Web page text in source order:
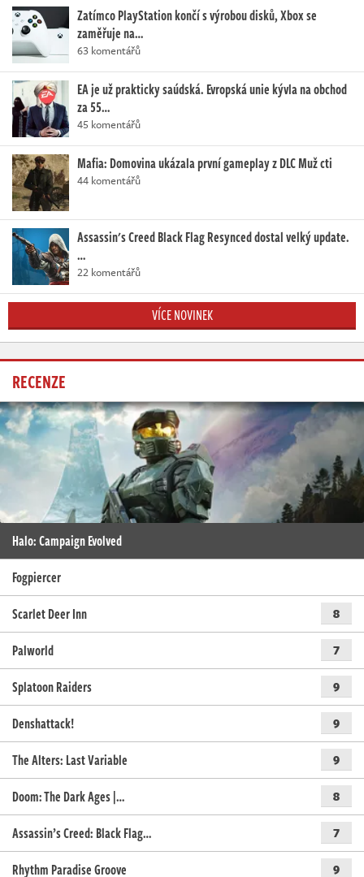
Zatímco PlayStation končí s výrobou disků, Xbox se
zaměřuje na…
63 komentářů
EA je už prakticky saúdská. Evropská unie kývla na obchod
za 55…
45 komentářů
Mafia: Domovina ukázala první gameplay z DLC Muž cti
44 komentářů
Assassin's Creed Black Flag Resynced dostal velký update.
…
22 komentářů
VÍCE NOVINEK
RECENZE
Halo: Campaign Evolved
Fogpiercer
Scarlet Deer Inn
8
Palworld 7
Splatoon Raiders 9
Denshattack! 9
The Alters: Last Variable 9
Doom: The Dark Ages |… 8
Assassin’s Creed: Black Flag… 7
Rhythm Paradise Groove 9